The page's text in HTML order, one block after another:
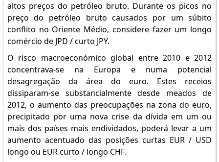
altos preços do petróleo bruto. Durante os picos no
preço do petróleo bruto causados ​​por um súbito
conflito no Oriente Médio, considere fazer um longo
comércio de JPD / curto JPY.
O risco macroeconómico global entre 2010 e 2012
concentrava-se na Europa e numa potencial
desagregação da área do euro. Estes receios
dissiparam-se substancialmente desde meados de
2012, o aumento das preocupações na zona do euro,
precipitado por uma nova crise da dívida em um ou
mais dos países mais endividados, poderá levar a um
aumento acentuado das posições curtas EUR / USD
longo ou EUR curto / longo CHF.